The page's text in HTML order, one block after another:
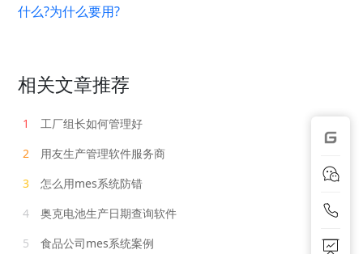
什么?为什么要用?
相关文章推荐
1
工厂组长如何管理好
2
用友生产管理软件服务商
3
怎么用mes系统防错
4
奥克电池生产日期查询软件
5
食品公司mes系统案例